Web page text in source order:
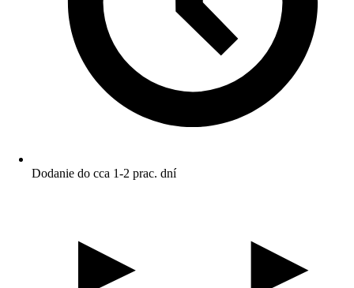
Dodanie do cca 1-2 prac. dní